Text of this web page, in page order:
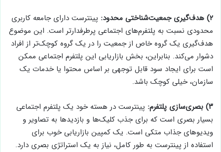
۲) هدف‌گیری جمعیت‌شناختی محدود:
پینترست دارای جامعه کاربری
محدودی نسبت به پلتفرم‌های اجتماعی پرطرفدارتر است. این موضوع
هدف‌گیری یک گروه خاص از جمعیت را در یک گروه کوچک‌تر از افراد
دشوار می‌کند. بنابراین، بخش بازاریابی این پلتفرم اجتماعی ممکن
است برای ایجاد سود قابل توجهی بر اساس محتوا یا خدمات یک
سازمان، خیلی کوچک باشد.
۳) بصری‌سازی پلتفرم:
پینترست در هسته خود یک پلتفرم اجتماعی
بسیار بصری است که برای جذب کلیک‌ها و بازدیدها به تصاویر و
ویدیوهای جذاب متکی است. یک کمپین بازاریابی خوب برای
استفاده از پینترست به طور کامل، نیاز به یک استراتژی بصری دارد.